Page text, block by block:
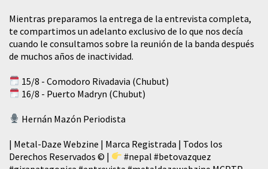
Mientras preparamos la entrega de la entrevista completa,
te compartimos un adelanto exclusivo de lo que nos decía
cuando le consultamos sobre la reunión de la banda después
de muchos años de inactividad.
15/8 - Comodoro Rivadavia (Chubut)
16/8 - Puerto Madryn (Chubut)
Hernán Mazón Periodista
| Metal-Daze Webzine | Marca Registrada | Todos los
Derechos Reservados © |
#nepal #betovazquez